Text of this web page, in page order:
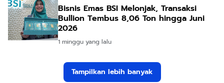
Bisnis Emas BSI Melonjak, Transaksi
Bullion Tembus 8,06 Ton hingga Juni
2026
1 minggu yang lalu
Tampilkan lebih banyak